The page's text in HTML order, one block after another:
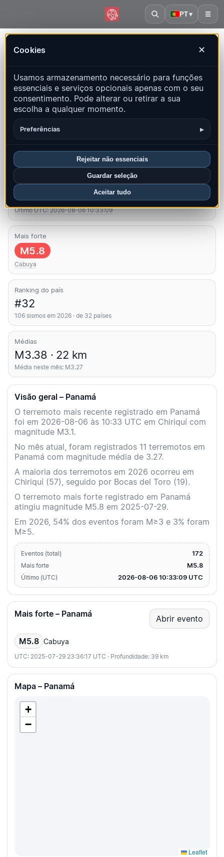
PT▾ ☰
Cookies ✕
Usamos armazenamento necessário para funções
essenciais e serviços opcionais apenas com o seu
consentimento. Pode alterar ou retirar a sua
escolha a qualquer momento.
Preferências ▸
Rejeitar não essenciais
Guardar seleção
Aceitar tudo
QuakeMap24
Mapa ao vivo, estatísticas e eventos recentes
Abrir mapa histórico Últimos neste país
Visão geral Mapa Recentes Gráficos Principais regiões
FAQ
Sismos neste mês
11
Último UTC: 2026-08-06 10:33:09
Mais forte
M5.8
Cabuya
Ranking do país
#32
106 sismos em 2026 · de 32 países
Médias
M3.38 · 22 km
Média neste mês: M3.27
Visão geral – Panamá
O terremoto mais recente registrado em Panamá
foi em 2026-08-06 às 10:33 UTC em Chiriquí com
magnitude M3.1.
No mês atual, foram registrados 11 terremotos em
Panamá com magnitude média de 3.27.
A maioria dos terremotos em 2026 ocorreu em
Chiriquí (57), seguido por Bocas del Toro (19).
O terremoto mais forte registrado em Panamá
atingiu magnitude M5.8 em 2025-07-29.
Em 2026, 54% dos eventos foram M≥3 e 3% foram
M≥5.
Eventos (total) 172
Mais forte M5.8
Último (UTC) 2026-08-06 10:33:09 UTC
Mais forte – Panamá Abrir evento
M5.8 Cabuya
UTC: 2025-07-29 23:36:17 UTC · Profundidade: 39 km
Mapa – Panamá
+
−
Leaflet